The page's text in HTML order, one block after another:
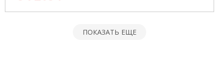
ПОКАЗАТЬ ЕЩЕ